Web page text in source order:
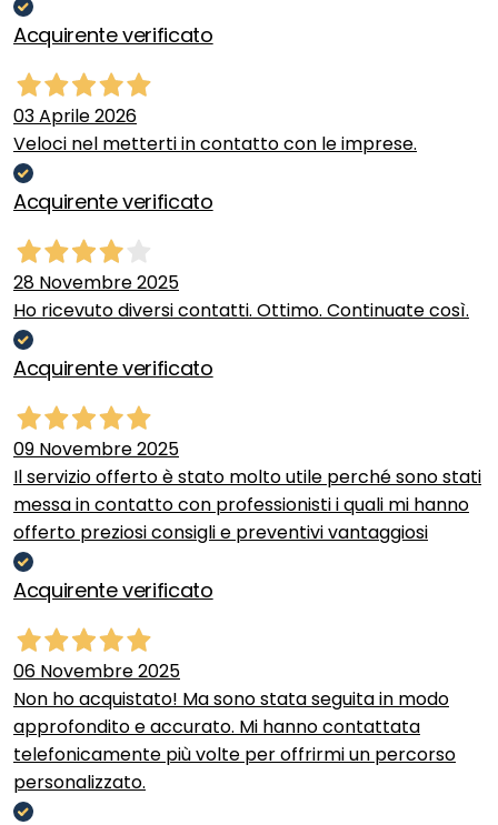
Acquirente verificato
03 Aprile 2026
Veloci nel metterti in contatto con le imprese.
Acquirente verificato
28 Novembre 2025
Ho ricevuto diversi contatti. Ottimo. Continuate così.
Acquirente verificato
09 Novembre 2025
Il servizio offerto è stato molto utile perché sono stati
messa in contatto con professionisti i quali mi hanno
offerto preziosi consigli e preventivi vantaggiosi
Acquirente verificato
06 Novembre 2025
Non ho acquistato! Ma sono stata seguita in modo
approfondito e accurato. Mi hanno contattata
telefonicamente più volte per offrirmi un percorso
personalizzato.